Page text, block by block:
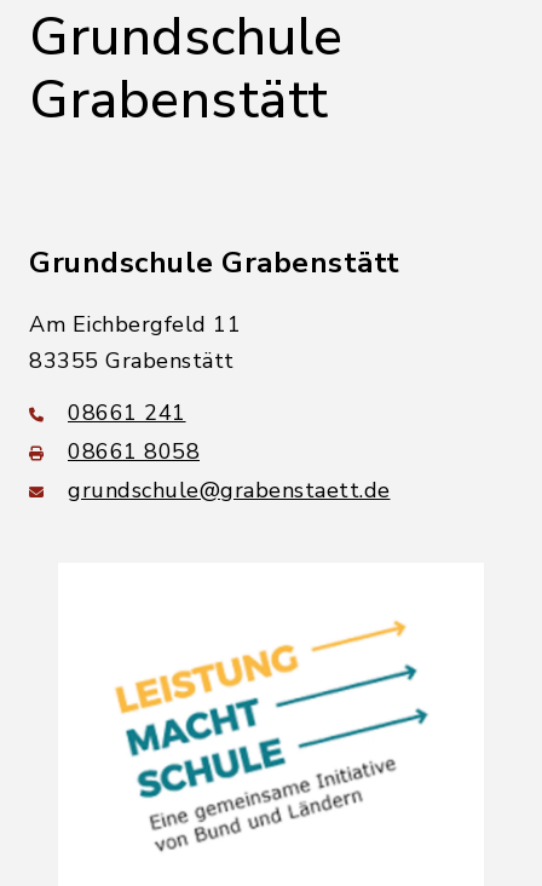
Grundschule
Grabenstätt
Grundschule Grabenstätt
Am Eichbergfeld 11
83355 Grabenstätt
08661 241
08661 8058
grundschule@grabenstaett.de